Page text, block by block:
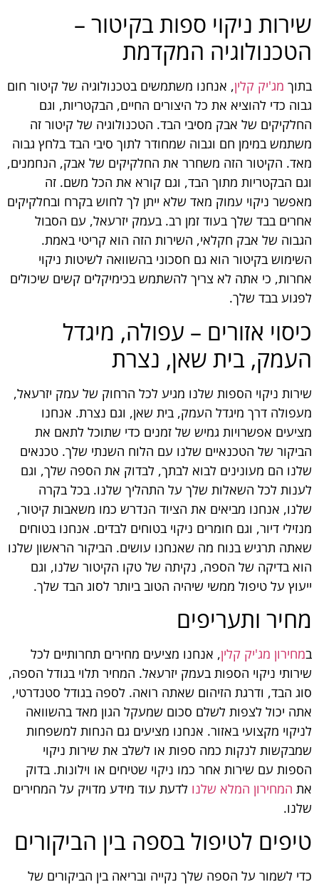
שירות ניקוי ספות בקיטור –
הטכנולוגיה המקדמת
בתוך מג'יק קלין, אנחנו משתמשים בטכנולוגיה של קיטור חום
גבוה כדי להוציא את כל היצורים החיים, הבקטריות, וגם
החלקיקים של אבק מסיבי הבד. הטכנולוגיה של קיטור זה
משתמש במימן חם וגבוה שמחודר לתוך סיבי הבד בלחץ גבוה
מאד. הקיטור הזה משחרר את החלקיקים של אבק, הנחמנים,
וגם הבקטריות מתוך הבד, וגם קורא את הכל משם. זה
מאפשר ניקוי עמוק מאד שלא ייתן לך לחוש בקרח ובחלקיקים
אחרים בבד שלך בעוד זמן רב. בעמק יזרעאל, עם הסבול
הגבוה של אבק חקלאי, השירות הזה הוא קריטי באמת.
השימוש בקיטור הוא גם חסכוני בהשוואה לשיטות ניקוי
אחרות, כי אתה לא צריך להשתמש בכימיקלים קשים שיכולים
לפגוע בבד שלך.
כיסוי אזורים – עפולה, מיגדל
העמק, בית שאן, נצרת
שירות ניקוי הספות שלנו מגיע לכל הרחוק של עמק יזרעאל,
מעפולה דרך מיגדל העמק, בית שאן, וגם נצרת. אנחנו
מציעים אפשרויות גמיש של זמנים כדי שתוכל לתאם את
הביקור של הטכנאיים שלנו עם הלוח השנתי שלך. טכנאים
שלנו הם מעונינים לבוא לבתך, לבדוק את הספה שלך, וגם
לענות לכל השאלות שלך על התהליך שלנו. בכל בקרה
שלנו, אנחנו מביאים את הציוד הנדרש כמו משאבות קיטור,
מנזילי דיור, וגם חומרים ניקוי בטוחים לבדים. אנחנו בטוחים
שאתה תרגיש בנוח מה שאנחנו עושים. הביקור הראשון שלנו
הוא בדיקה של הספה, נקיתה של טקו הקיטור שלנו, וגם
ייעוץ על טיפול ממשי שיהיה הטוב ביותר לסוג הבד שלך.
מחיר ותעריפים
במחירון מג'יק קלין, אנחנו מציעים מחירים תחרותיים לכל
שירותי ניקוי הספות בעמק יזרעאל. המחיר תלוי בגודל הספה,
סוג הבד, ודרגת הזיהום שאתה רואה. לספה בגודל סטנדרטי,
אתה יכול לצפות לשלם סכום שמעקל הגון מאד בהשוואה
לניקוי מקצועי באזור. אנחנו מציעים גם הנחות למשפחות
שמבקשות לנקות כמה ספות או לשלב את שירות ניקוי
הספות עם שירות אחר כמו ניקוי שטיחים או וילונות. בדוק
את המחירון המלא שלנולדעת עוד מידע מדויק על המחירים
שלנו.
טיפים לטיפול בספה בין הביקורים
כדי לשמור על הספה שלך נקייה ובריאה בין הביקורים של